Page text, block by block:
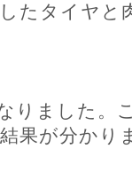
たタイヤと
りました。
果が分かり